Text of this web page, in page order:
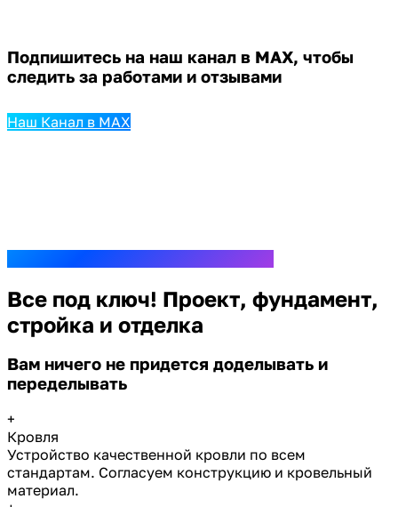
Подпишитесь на наш канал в MAX, чтобы
следить за работами и отзывами
Наш Канал в MAX
Все под ключ! Проект, фундамент,
стройка и отделка
Вам ничего не придется доделывать и
переделывать
+
Кровля
Устройство качественной кровли по всем
стандартам. Согласуем конструкцию и кровельный
материал.